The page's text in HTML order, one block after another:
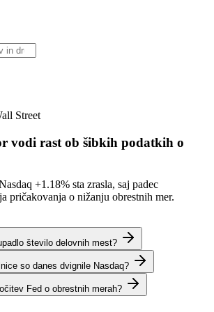
Street
vodi rast ob šibkih podatkih o
+1.18% sta zrasla, saj padec
pričakovanja o nižanju obrestnih mer.
število delovnih mest?
so danes dvignile Nasdaq?
Fed o obrestnih merah?